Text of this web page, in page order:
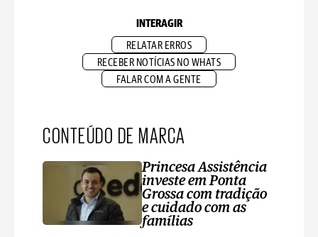
INTERAGIR
RELATAR ERROS
RECEBER NOTÍCIAS NO WHATS
FALAR COM A GENTE
CONTEÚDO DE MARCA
Princesa Assistência
investe em Ponta
Grossa com tradição
e cuidado com as
famílias